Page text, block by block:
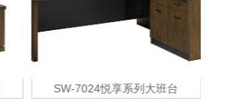
SW-7024悦享系列大班台